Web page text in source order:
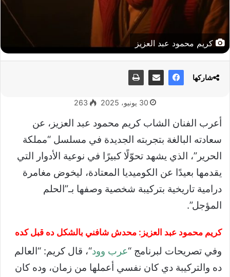
كريم محمود عبد العزيز
30 يونيو، 2025 263
أعرب الفنان الشاب كريم محمود عبد العزيز، عن
سعادته البالغة بتجربته الجديدة في مسلسل “مملكة
الحرير”، الذي يشهد تحوّلًا كبيرًا في نوعية الأدوار التي
يقدمها بعيدًا عن الكوميديا المعتادة، ليخوض مغامرة
درامية تاريخية بتركيبة شخصية وصفها بـ”الحلم
المؤجل”.
كريم محمود عبد العزيز: محدش شافني بالشكل ده قبل كده
وفي تصريحات لبرنامج “عرب وود“، قال كريم: “العالم
ده والتركيبة دي كان نفسي أعملها من زمان، وده كان
شاركها